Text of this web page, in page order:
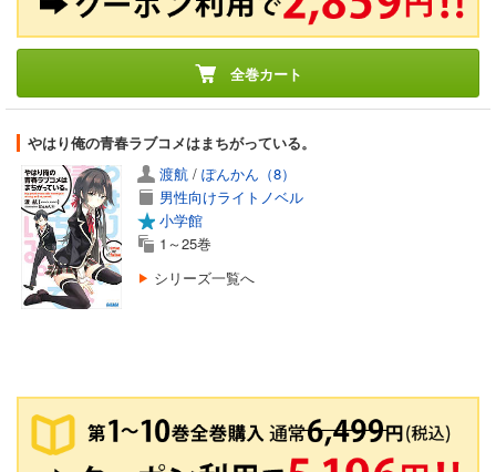
全巻カート
やはり俺の青春ラブコメはまちがっている。
渡航 / ぽんかん（8）
男性向けライトノベル
小学館
1～25巻
シリーズ一覧へ